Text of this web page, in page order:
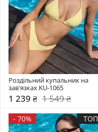
Роздільний купальник на
зав'язках KU-1065
1 239 ₴ 1 549 ₴
- 70% ТОП